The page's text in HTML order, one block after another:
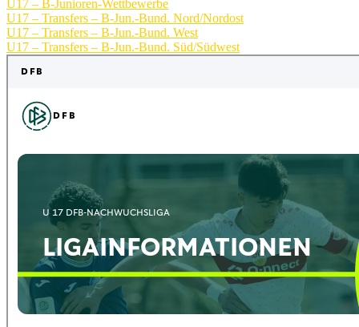
U17 – B-Junioren-Wettbewerbe
U17 – Transfers – B-Jun.-Bund. Nord/Nordost
U17 – Transfers – B-Jun.-Bund. West
U17 – Transfers – B-Jun.-Bund. Süd/Südwest